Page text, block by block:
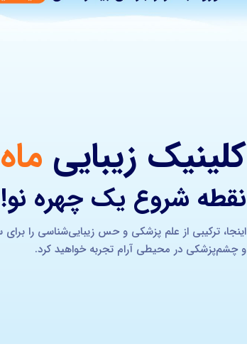
کلینیک زیبایی
نقطه شروع یک چهره نو!
اینجا، ترکیبی از علم پزشکی و حس زیبایی‌شناسی را
و چشم‌پزشکی در محیطی آرام تجربه خواهید کرد.